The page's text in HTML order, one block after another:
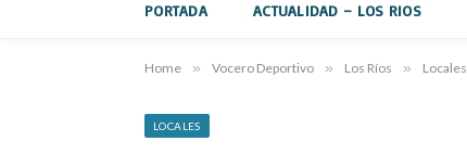
PORTADA ACTUALIDAD – LOS RIOS
Home » Vocero Deportivo » Los Ríos » Locales
LOCALES